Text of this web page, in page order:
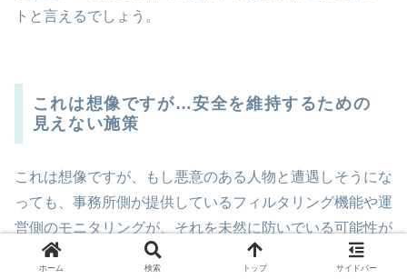
トと言えるでしょう。
これは想像ですが…安全を維持するための
見えない施策
これは想像ですが、もし悪意のある人物と遭遇しそうにな
っても、事務所側が提供しているフィルタリング機能や運
営側のモニタリングが、それを未然に防いでいる可能性が
あります。
ホーム 検索 トップ サイドバー